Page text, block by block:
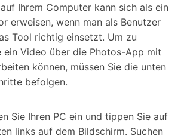
Ihrem Computer kann sich als ein
erweisen, wenn man als Benutzer
Tool richtig einsetzt. Um zu
ein Video über die Photos-App mit
können, müssen Sie die unten
befolgen.
Sie Ihren PC ein und tippen Sie auf
links auf dem Bildschirm. Suchen